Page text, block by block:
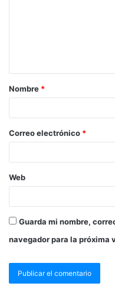
Nombre *
Correo electrónico *
Web
Guarda mi nombre,
navegador para la próxima